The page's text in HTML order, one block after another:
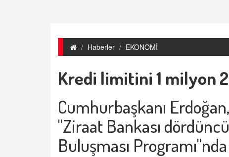
Haberler EKONOMİ
Kredi limitini 1 milyon
Cumhurbaşkanı
"Ziraat Bankası
Buluşması